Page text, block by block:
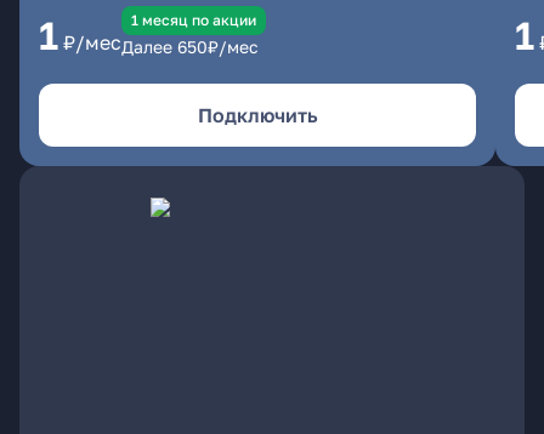
1 ₽/мес
1 месяц по акции
Далее 650₽/мес
Подключить
1